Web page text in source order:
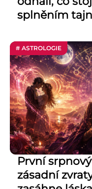
splněním
# ASTROLOGIE
První
zásadní